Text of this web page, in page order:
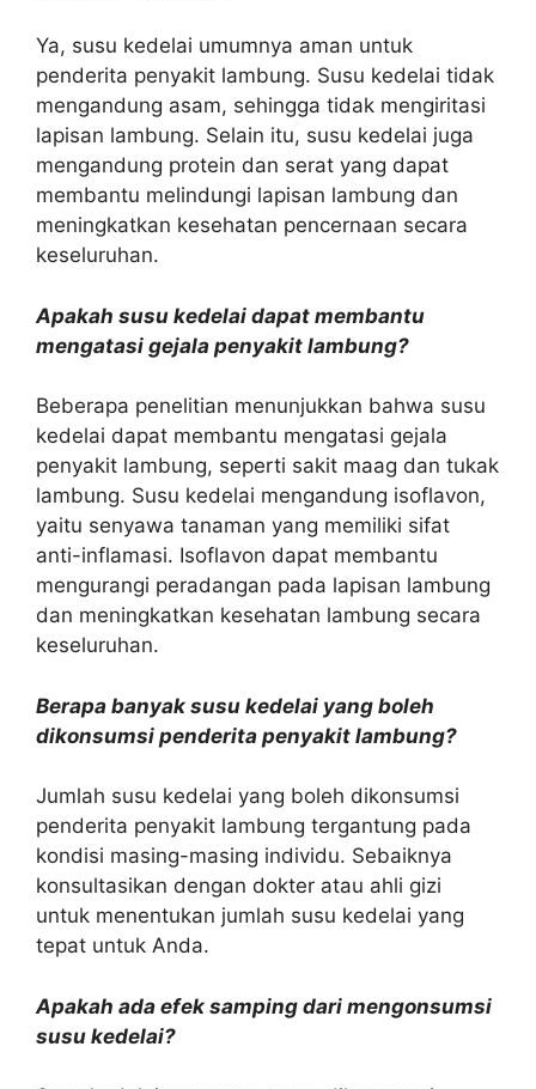
Ya, susu kedelai umumnya aman untuk
penderita penyakit lambung. Susu kedelai tidak
mengandung asam, sehingga tidak mengiritasi
lapisan lambung. Selain itu, susu kedelai juga
mengandung protein dan serat yang dapat
membantu melindungi lapisan lambung dan
meningkatkan kesehatan pencernaan secara
keseluruhan.
Apakah susu kedelai dapat membantu
mengatasi gejala penyakit lambung?
Beberapa penelitian menunjukkan bahwa susu
kedelai dapat membantu mengatasi gejala
penyakit lambung, seperti sakit maag dan tukak
lambung. Susu kedelai mengandung isoflavon,
yaitu senyawa tanaman yang memiliki sifat
anti-inflamasi. Isoflavon dapat membantu
mengurangi peradangan pada lapisan lambung
dan meningkatkan kesehatan lambung secara
keseluruhan.
Berapa banyak susu kedelai yang boleh
dikonsumsi penderita penyakit lambung?
Jumlah susu kedelai yang boleh dikonsumsi
penderita penyakit lambung tergantung pada
kondisi masing-masing individu. Sebaiknya
konsultasikan dengan dokter atau ahli gizi
untuk menentukan jumlah susu kedelai yang
tepat untuk Anda.
Apakah ada efek samping dari mengonsumsi
susu kedelai?